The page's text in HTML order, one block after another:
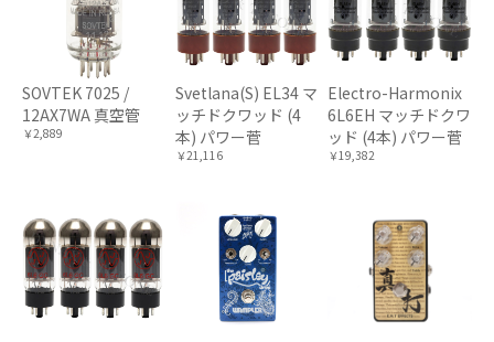
SOVTEK 7025 /
12AX7WA 真空管
￥2,889
Svetlana(S) EL34 マ
ッチドクワッド (4
本) パワー菅
￥21,116
Electro-Harmonix
6L6EH マッチドクワ
ッド (4本) パワー菅
￥19,382